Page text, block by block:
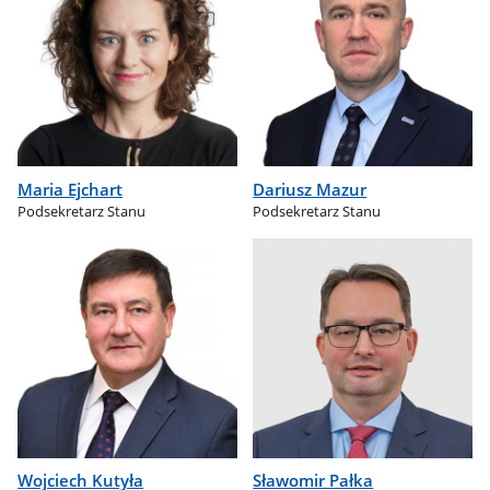
Maria Ejchart
Podsekretarz Stanu
Dariusz Mazur
Podsekretarz Stanu
Wojciech Kutyła Sławomir Pałka